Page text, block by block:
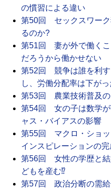
の慣習による違い
第50回 セックスワー
るのか?
第51回 妻が外で働くこ
だろうから働かせない
第52回 競争は誰を利す
し、労働分配率は下がっ
第53回 農業技術普及の
第54回 女の子は数学
ャス・バイアスの影響
第55回 マクロ・ショ
インスピレーションの
第56回 女性の学歴と
どもを産む⁉
第57回 政治分断の需